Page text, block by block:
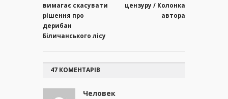
вимагає скасувати
рішення про
дерибан
Біличанського лісу
цензуру / Колонка
автора
47 КОМЕНТАРІВ
Человек